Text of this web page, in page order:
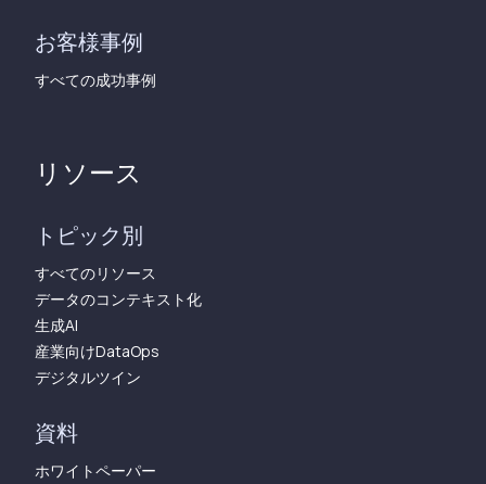
お客様事例
すべての成功事例
リソース
トピック別
すべてのリソース
データのコンテキスト化
生成AI
産業向けDataOps
デジタルツイン
資料
ホワイトペーパー